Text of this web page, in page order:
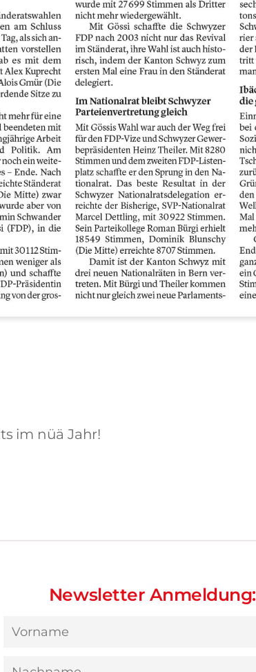
im nüä Jahr!
Newsletter Anmeldung: